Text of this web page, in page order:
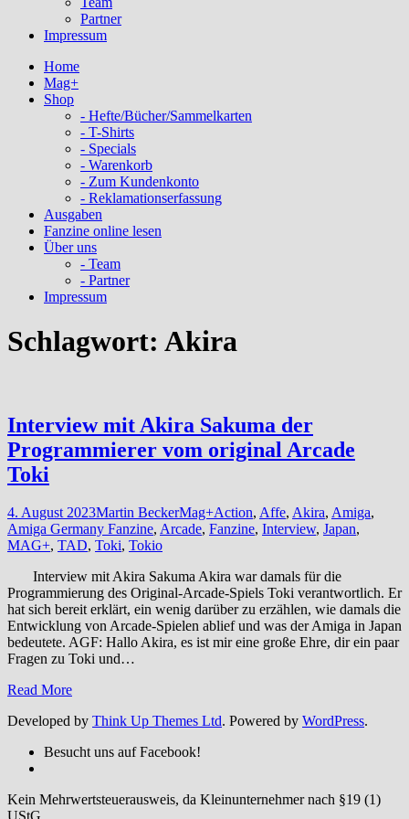
Partner
Impressum
Home
Mag+
Shop
- Hefte/Bücher/Sammelkarten
- T-Shirts
- Specials
- Warenkorb
- Zum Kundenkonto
- Reklamationserfassung
Ausgaben
Fanzine online lesen
Über uns
- Team
- Partner
Impressum
Schlagwort: Akira
Interview mit Akira Sakuma der
Programmierer vom original Arcade
Toki
4. August 2023Martin BeckerMag+Action, Affe, Akira, Amiga,
Amiga Germany Fanzine, Arcade, Fanzine, Interview, Japan,
MAG+, TAD, Toki, Tokio
Interview mit Akira Sakuma Akira war damals für die
Programmierung des Original-Arcade-Spiels Toki verantwortlich. Er
hat sich bereit erklärt, ein wenig darüber zu erzählen, wie damals die
Entwicklung von Arcade-Spielen ablief und was der Amiga in Japan
bedeutete. AGF: Hallo Akira, es ist mir eine große Ehre, dir ein paar
Fragen zu Toki und…
Read More
Developed by Think Up Themes Ltd. Powered by WordPress.
Besucht uns auf Facebook!
Kein Mehrwertsteuerausweis, da Kleinunternehmer nach §19 (1)